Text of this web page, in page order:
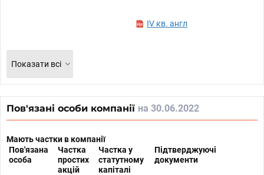
IV кв. англ
Показати всі
Пов'язані особи компанії на 30.06.2022
Мають частки в компанії
Пов'язана
особа
Частка
простих
акцій
Частка у
статутному
капіталі
Підтверджуючі
документи